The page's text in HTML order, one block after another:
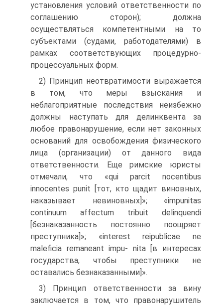
установления условий ответственности по
соглашению сторон); должна
осуществляться компетентными на то
субъектами (су­дами, работодателями) в
рамках соответствующих процедурно­
процессуальных форм.
2) Принцип неотвратимости выражается
в том, что меры взыскания и
неблагоприятные последствия неизбежно
должны наступать для делинквента за
любое правонарушение, если нет законных
оснований для освобождения физического
лица (орга­низации) от данного вида
ответственности. Еще римские юристы
отмечали, что «qui parcit nocentibus
innocentes punit [тот, кто ща­дит виновных,
наказывает невиновных]»; «impunitas
continuum affectum tribuit delinquendi
[безнаказанность постоянно поощряет
преступника]»; «interest reipublicae ne
maleficia remaneant impu- nita [в интересах
государства, чтобы преступники не
оставались безнаказанными]».
3) Принцип ответственности за вину
заключается в том, что правонарушитель